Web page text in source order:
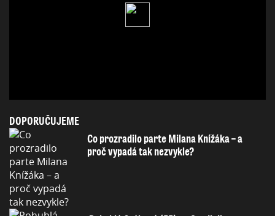
DOPORUČUJEME
Co prozradilo parte Milana Knížáka – a
proč vypadá tak nezvykle?